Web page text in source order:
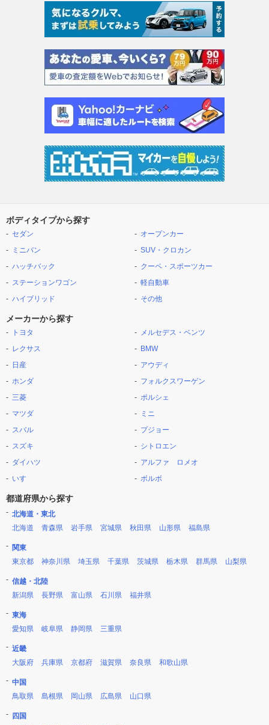
ボディタイプから探す
セダン
ミニバン
ハッチバック
ステーションワゴン
ハイブリッド
オープンカー
SUV・クロカン
クーペ・スポーツカー
軽自動車
その他
メーカーから探す
トヨタ
レクサス
日産
ホンダ
三菱
マツダ
スバル
スズキ
ダイハツ
いすゞ
メルセデス・ベンツ
BMW
アウディ
フォルクスワーゲン
ポルシェ
ミニ
プジョー
シトロエン
アルファ ロメオ
ボルボ
都道府県から探す
北海道・東北
北海道
青森県 岩手県 宮城県 秋田県 山形県 福島県
関東
東京都
神奈川県 埼玉県 千葉県 茨城県 栃木県 群馬県 山梨県
信越・北陸
新潟県
長野県 富山県 石川県 福井県
東海
愛知県
岐阜県 静岡県 三重県
近畿
大阪府
兵庫県 京都府 滋賀県 奈良県 和歌山県
中国
鳥取県
島根県 岡山県 広島県 山口県
四国